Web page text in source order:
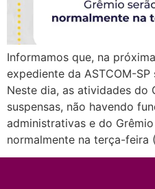
Informamos que, na
expediente da ASTCOM-
Neste dia, as atividades do
suspensas, não havendo
administrativas e do
normalmente na terça-feira